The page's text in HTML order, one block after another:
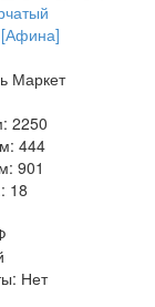
Маркет
2250
444
901
18
Нет